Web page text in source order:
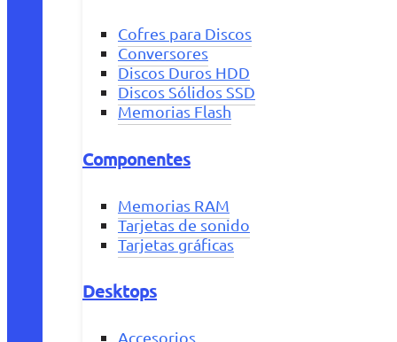
Cofres para Discos
Conversores
Discos Duros HDD
Discos Sólidos SSD
Memorias Flash
Componentes
Memorias RAM
Tarjetas de sonido
Tarjetas gráficas
Desktops
Accesorios